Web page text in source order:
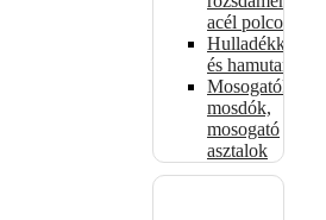
acél polcok
Hulladékkosarak
és hamutartók
Mosogatók,
mosdók,
mosogató
asztalok